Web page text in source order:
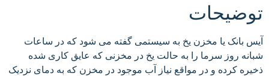
توضیحات
آیس بانک یا مخزن یخ به سیستمی گفته می شود که در ساعات
شبانه روز سرما را به حالت یخ در مخزنی که عایق کاری شده
ذخیره کرده و در مواقع نیاز آب موجود در مخزن که به دمای نزدیک